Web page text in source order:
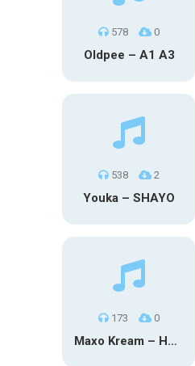
578 0
Oldpee – A1 A3
538 2
Youka – SHAYO
173 0
Maxo Kream – HOW TF I’M LUCKY